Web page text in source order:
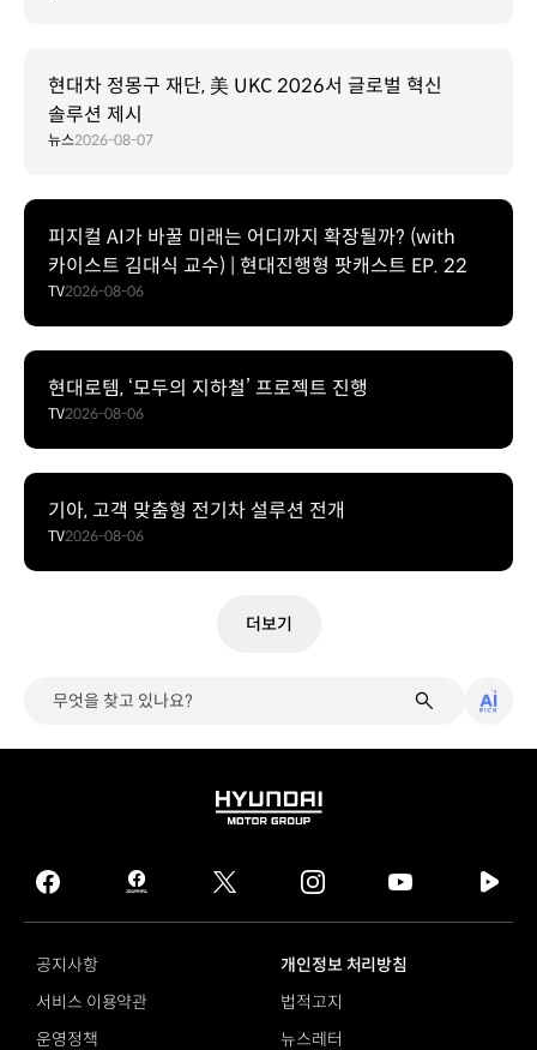
현대차 정몽구 재단, 美 UKC 2026서 글로벌 혁신
솔루션 제시
뉴스2026-08-07
피지컬 AI가 바꿀 미래는 어디까지 확장될까? (with
카이스트 김대식 교수) | 현대진행형 팟캐스트 EP. 22
TV2026-08-06
현대로템, ‘모두의 지하철’ 프로젝트 진행
TV2026-08-06
기아, 고객 맞춤형 전기차 설루션 전개
TV2026-08-06
더보기
무엇을 찾고 있나요?
알고
HYUNDAI
GROUP
facebook
hmg
journal
twitter instagram
tv
공지사항
개인정보 처리방침
서비스 이용약관
법적고지
운영정책
뉴스레터